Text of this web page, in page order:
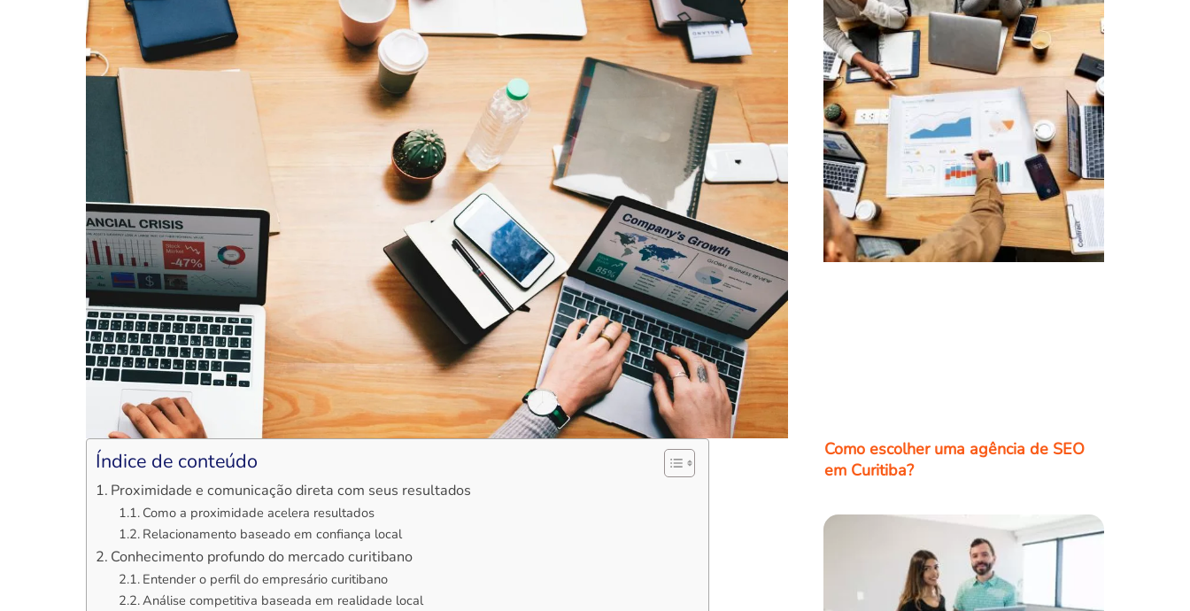
Índice de conteúdo
Proximidade e comunicação direta com seus resultados
Como a proximidade acelera resultados
Relacionamento baseado em confiança local
Conhecimento profundo do mercado curitibano
Entender o perfil do empresário curitibano
Análise competitiva baseada em realidade local
Como escolher uma agência de SEO
em Curitiba?